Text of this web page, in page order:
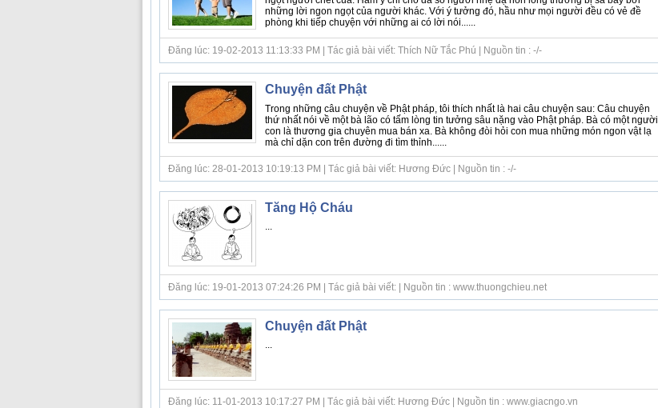
những lời ngon ngọt của người khác. Với ý tưởng đó, hầu như mọi người đều có vẻ đề
phòng khi tiếp chuyện với những ai có lời nói......
Đăng lúc: 19-02-2013 11:13:33 PM | Tác giả bài viết: Thích Nữ Tắc Phú | Nguồn tin : -/-
Chuyện đất Phật
Trong những câu chuyện về Phật pháp, tôi thích nhất là hai câu chuyện sau: Câu chuyện
thứ nhất nói về một bà lão có tấm lòng tin tưởng sâu nặng vào Phật pháp. Bà có một người
con là thương gia chuyên mua bán xa. Bà không đòi hỏi con mua những món ngon vật lạ
mà chỉ dặn con trên đường đi tìm thỉnh......
Đăng lúc: 28-01-2013 10:19:13 PM | Tác giả bài viết: Hương Đức | Nguồn tin : -/-
Tăng Hộ Cháu
...
Đăng lúc: 19-01-2013 07:24:26 PM | Tác giả bài viết: | Nguồn tin : www.thuongchieu.net
Chuyện đất Phật
...
Đăng lúc: 11-01-2013 10:17:27 PM | Tác giả bài viết: Hương Đức | Nguồn tin : www.giacngo.vn